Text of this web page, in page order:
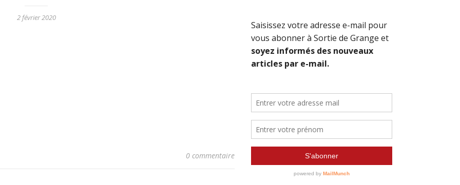
2 février 2020
0 commentaire